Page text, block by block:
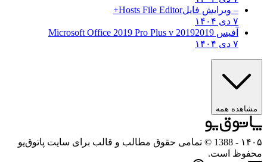
– ویرایش فایل Hosts File Editor+
آفیس 20192019 Microsoft Office 2019 Pro Plus v
همه
- 1388 © تمامی حقوق مطالب و قالب برای سایت پاتوق‌یو
است.